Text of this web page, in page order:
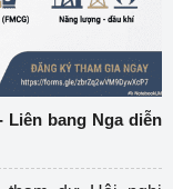
bang Nga diễn